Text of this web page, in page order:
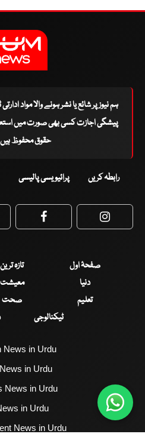
ہم نیوز پر شائع یا نشر ہونے والا مواد
پیشگی اجازت کسی بھی صورت میں
حقوق محفوظ ہیں ©
رابطہ کریں پرائیویسی پالیسی
Facebook
صفحۂ اول تازہ ترین
دنیا
معیشت
تعلیم
صحت
ٹیکنالوجی
News in Urdu
in Urdu
News in Urdu
in Urdu
News in Urdu